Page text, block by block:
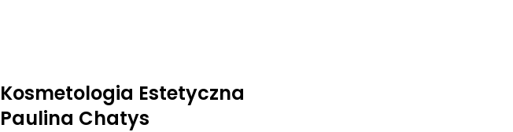
Kosmetologia Estetyczna
Paulina Chatys